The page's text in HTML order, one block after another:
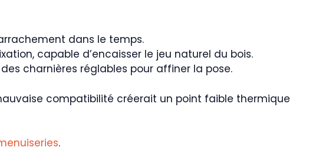
dans le temps.
capable d’encaisser le jeu naturel du bois.
charnières réglables pour affiner la pose.
compatibilité créerait un point faible thermique
.